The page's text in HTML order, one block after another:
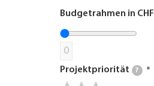
Budgetrahmen in CHF
0
Projektpriorität ?